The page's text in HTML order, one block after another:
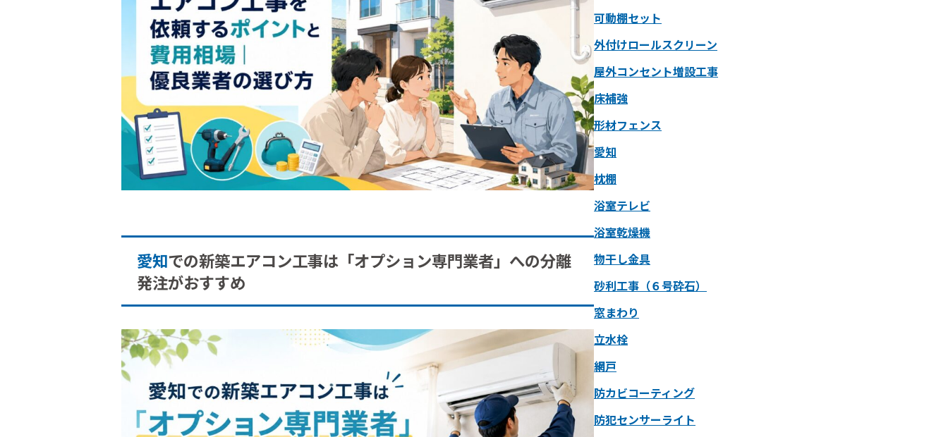
愛知での新築エアコン工事は「オプション専門業者」への分離
発注がおすすめ
可動棚セット
外付けロールスクリーン
屋外コンセント増設工事
床補強
形材フェンス
愛知
枕棚
浴室テレビ
浴室乾燥機
物干し金具
砂利工事（６号砕石）
窓まわり
立水栓
網戸
防カビコーティング
防犯センサーライト